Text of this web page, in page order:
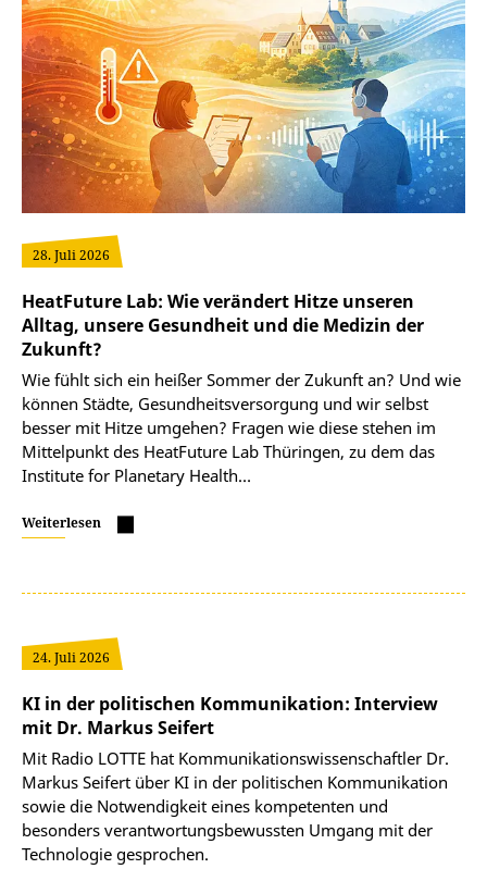
28. Juli 2026
HeatFuture Lab: Wie verändert Hitze unseren
Alltag, unsere Gesundheit und die Medizin der
Zukunft?
Wie fühlt sich ein heißer Sommer der Zukunft an? Und wie
können Städte, Gesundheitsversorgung und wir selbst
besser mit Hitze umgehen? Fragen wie diese stehen im
Mittelpunkt des HeatFuture Lab Thüringen, zu dem das
Institute for Planetary Health…
Weiterlesen
24. Juli 2026
KI in der politischen Kommunikation: Interview
mit Dr. Markus Seifert
Mit Radio LOTTE hat Kommunikationswissenschaftler Dr.
Markus Seifert über KI in der politischen Kommunikation
sowie die Notwendigkeit eines kompetenten und
besonders verantwortungsbewussten Umgang mit der
Technologie gesprochen.